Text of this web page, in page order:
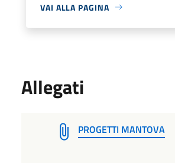
VAI ALLA PAGINA
Allegati
PROGETTI MANTOVA